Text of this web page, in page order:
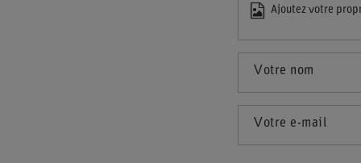
Ajoutez votre
Votre nom
Votre e-mail